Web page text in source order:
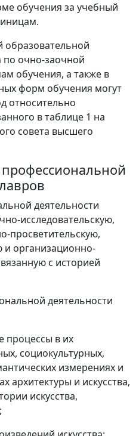
обучения за учебный
образовательной
по очно-заочной
обучения, а также в
форм обучения могут
относительно
в таблице 1 на
совета высшего
профессиональной
деятельности
исследовательскую,
просветительскую,
и организационно-
с историей
деятельности
процессы в их
социокультурных,
измерениях и
архитектуры и искусства,
искусства,